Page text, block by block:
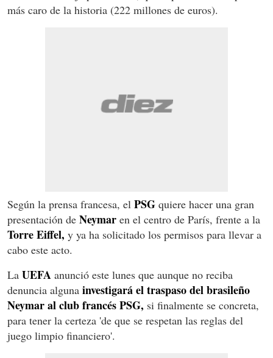
más caro de la historia (222 millones de euros).
Según la prensa francesa, el PSG quiere hacer una gran
presentación de Neymar en el centro de París, frente a la
Torre Eiffel, y ya ha solicitado los permisos para llevar a
cabo este acto.
La UEFA anunció este lunes que aunque no reciba
denuncia alguna investigará el traspaso del brasileño
Neymar al club francés PSG, si finalmente se concreta,
para tener la certeza 'de que se respetan las reglas del
juego limpio financiero'.